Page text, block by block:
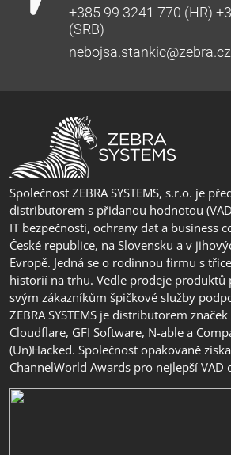
+385 99 3241 770 (HR)
(SRB)
nebojsa.stankic@zebra.cz
Společnost ZEBRA SYSTEMS, s.r.o. je
distributorem s přidanou hodnotou
IT bezpečnosti, ochrany dat a business
České republice, na Slovensku a v
Evropě. Jedná se o rodinnou firmu s
historií na trhu. Vedle prodeje produktů
svým zákazníkům špičkové služby
ZEBRA SYSTEMS je distributorem značek
Cloudflare, GFI Software, N-able a
(Un)Hacked. Společnost opakovaně
ChannelWorld Awards pro nejlepší VAD